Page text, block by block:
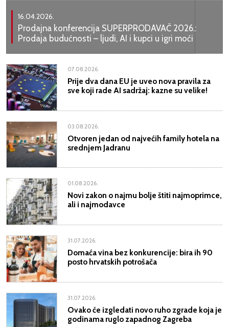
16.04.2026.
Prodajna konferencija SUPERPRODAVAČ 2026.:
Prodaja budućnosti – ljudi, AI i kupci u igri moći
07.08.2026.
Prije dva dana EU je uveo nova pravila za
sve koji rade AI sadržaj: kazne su velike!
03.08.2026.
Otvoren jedan od najvećih family hotela na
srednjem Jadranu
01.08.2026.
Novi zakon o najmu bolje štiti najmoprimce,
ali i najmodavce
31.07.2026.
Domaća vina bez konkurencije: bira ih 90
posto hrvatskih potrošača
31.07.2026.
Ovako će izgledati novo ruho zgrade koja je
godinama ruglo zapadnog Zagreba